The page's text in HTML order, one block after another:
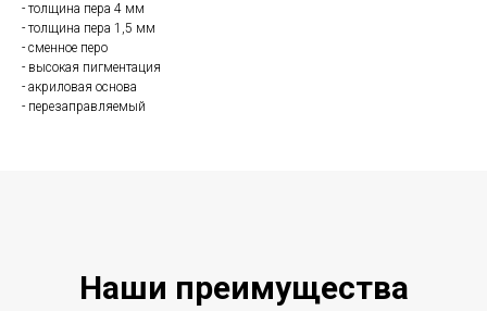
- толщина пера 4 мм
- толщина пера 1,5 мм
- сменное перо
- высокая пигментация
- акриловая основа
- перезаправляемый
Наши преимущества